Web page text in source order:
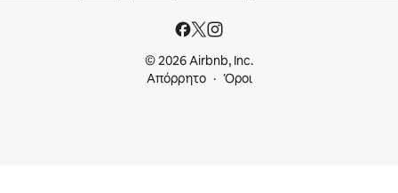
© 2026 Airbnb, Inc.
Απόρρητο
Όροι